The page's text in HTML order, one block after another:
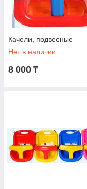
Качели, подвесные
Нет в наличии
8 000 ₸